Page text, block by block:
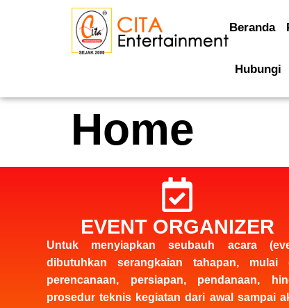
Beranda
Hubungi
Home
EVENT ORGANIZER
Untuk menyiapkan seubauh acara
dibutuhkan serangkaian tahapan, mulai
perencanaan, persiapan, pendanaan,
prosedur teknis kegiatan dari awal sampai